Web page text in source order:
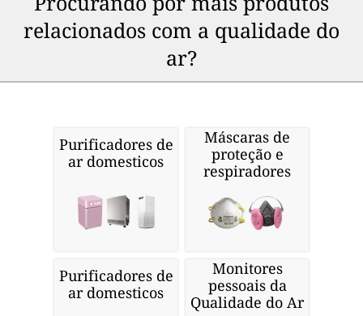
relacionados com a qualidade do
ar?
Purificadores de
ar domesticos
Máscaras de
proteção e
respiradores
Purificadores de
ar domesticos
Monitores
pessoais da
Qualidade do Ar